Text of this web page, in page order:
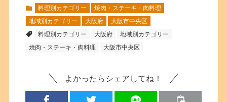
料理別カテゴリー
焼肉・ステーキ・肉料理
地域別カテゴリー
大阪府
大阪市中央区
料理別カテゴリー
大阪府
地域別カテゴリー
焼肉・ステーキ・肉料理
大阪市中央区
よかったらシェアしてね！